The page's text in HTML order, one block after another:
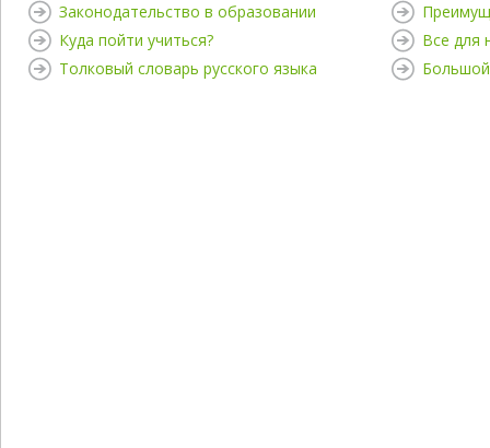
Законодательство в образовании
Куда пойти учиться?
Толковый словарь русского языка
Все для
Большой